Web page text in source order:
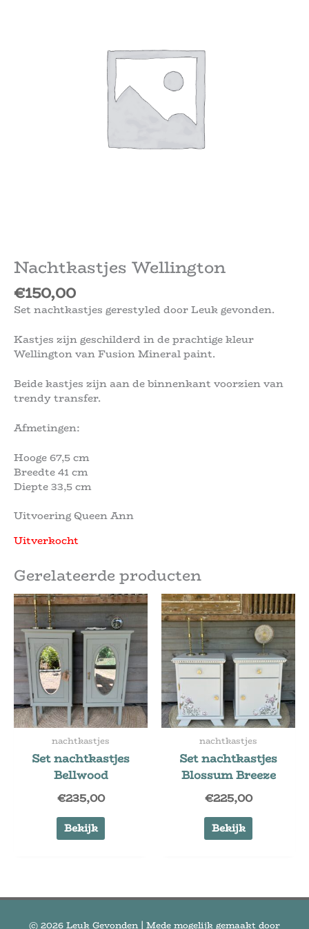
Nachtkastjes Wellington
€150,00
Set nachtkastjes gerestyled door Leuk gevonden.
Kastjes zijn geschilderd in de prachtige kleur
Wellington van Fusion Mineral paint.
Beide kastjes zijn aan de binnenkant voorzien van
trendy transfer.
Afmetingen:
Hooge 67,5 cm
Breedte 41 cm
Diepte 33,5 cm
Uitvoering Queen Ann
Uitverkocht
Gerelateerde producten
nachtkastjes
Set nachtkastjes
Bellwood
€235,00
Bekijk
nachtkastjes
Set nachtkastjes
Blossum Breeze
€225,00
Bekijk
© 2026 Leuk Gevonden | Mede mogelijk gemaakt door